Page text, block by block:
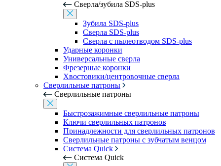
Сверла/зубила SDS-plus
Зубила SDS-plus
Сверла SDS-plus
Сверла с пылеотводом SDS-plus
Ударные коронки
Универсальные сверла
Фрезерные коронки
Хвостовики/центровочные сверла
Сверлильные патроны
Сверлильные патроны
Быстрозажимные сверлильные патроны
Ключи сверлильных патронов
Принадлежности для сверлильных патронов
Сверлильные патроны с зубчатым венцом
Система Quick
Система Quick